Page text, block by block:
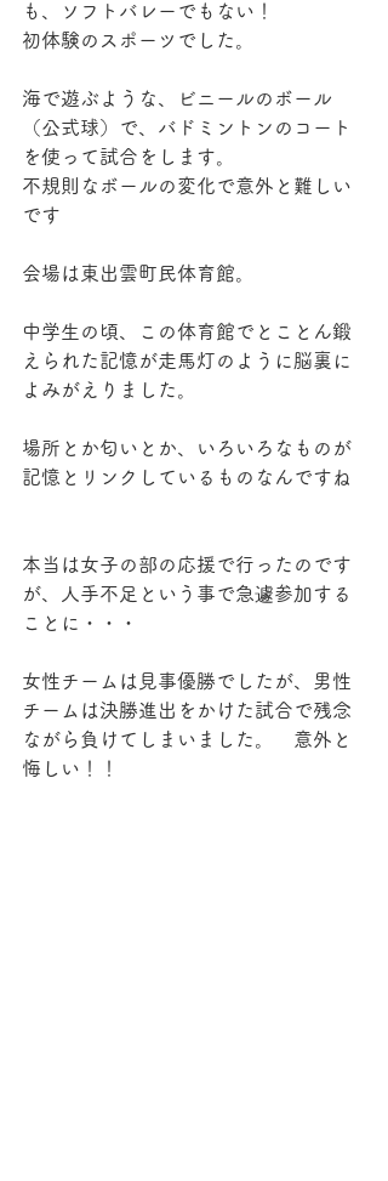
も、ソフトバレーでもない！
初体験のスポーツでした。
海で遊ぶような、ビニールのボール
（公式球）で、バドミントンのコート
を使って試合をします。
不規則なボールの変化で意外と難しい
です
会場は東出雲町民体育館。
中学生の頃、この体育館でとことん鍛
えられた記憶が走馬灯のように脳裏に
よみがえりました。
場所とか匂いとか、いろいろなものが
記憶とリンクしているものなんですね
本当は女子の部の応援で行ったのです
が、人手不足という事で急遽参加する
ことに・・・
女性チームは見事優勝でしたが、男性
チームは決勝進出をかけた試合で残念
ながら負けてしまいました。　意外と
悔しい！！